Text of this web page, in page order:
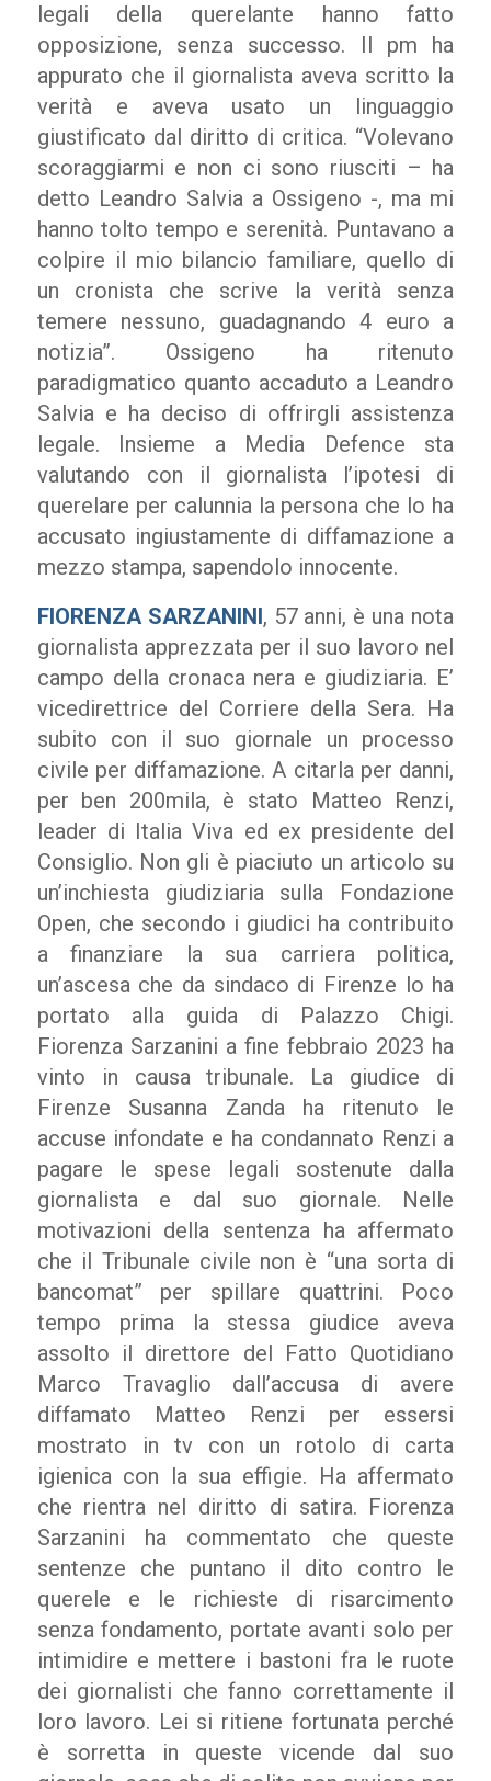
legali della querelante hanno fatto
opposizione, senza successo. Il pm ha
appurato che il giornalista aveva scritto la
verità e aveva usato un linguaggio
giustificato dal diritto di critica. “Volevano
scoraggiarmi e non ci sono riusciti – ha
detto Leandro Salvia a Ossigeno -, ma mi
hanno tolto tempo e serenità. Puntavano a
colpire il mio bilancio familiare, quello di
un cronista che scrive la verità senza
temere nessuno, guadagnando 4 euro a
notizia”. Ossigeno ha ritenuto
paradigmatico quanto accaduto a Leandro
Salvia e ha deciso di offrirgli assistenza
legale. Insieme a Media Defence sta
valutando con il giornalista l’ipotesi di
querelare per calunnia la persona che lo ha
accusato ingiustamente di diffamazione a
mezzo stampa, sapendolo innocente.
FIORENZA SARZANINI, 57 anni, è una nota
giornalista apprezzata per il suo lavoro nel
campo della cronaca nera e giudiziaria. E’
vicedirettrice del Corriere della Sera. Ha
subito con il suo giornale un processo
civile per diffamazione. A citarla per danni,
per ben 200mila, è stato Matteo Renzi,
leader di Italia Viva ed ex presidente del
Consiglio. Non gli è piaciuto un articolo su
un’inchiesta giudiziaria sulla Fondazione
Open, che secondo i giudici ha contribuito
a finanziare la sua carriera politica,
un’ascesa che da sindaco di Firenze lo ha
portato alla guida di Palazzo Chigi.
Fiorenza Sarzanini a fine febbraio 2023 ha
vinto in causa tribunale. La giudice di
Firenze Susanna Zanda ha ritenuto le
accuse infondate e ha condannato Renzi a
pagare le spese legali sostenute dalla
giornalista e dal suo giornale. Nelle
motivazioni della sentenza ha affermato
che il Tribunale civile non è “una sorta di
bancomat” per spillare quattrini. Poco
tempo prima la stessa giudice aveva
assolto il direttore del Fatto Quotidiano
Marco Travaglio dall’accusa di avere
diffamato Matteo Renzi per essersi
mostrato in tv con un rotolo di carta
igienica con la sua effigie. Ha affermato
che rientra nel diritto di satira. Fiorenza
Sarzanini ha commentato che queste
sentenze che puntano il dito contro le
querele e le richieste di risarcimento
senza fondamento, portate avanti solo per
intimidire e mettere i bastoni fra le ruote
dei giornalisti che fanno correttamente il
loro lavoro. Lei si ritiene fortunata perché
è sorretta in queste vicende dal suo